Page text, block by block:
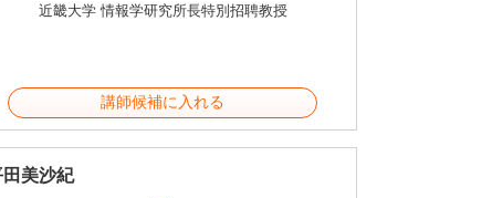
近畿大学 情報学研究所長特別招聘教授
講師候補に入れる
田美沙紀